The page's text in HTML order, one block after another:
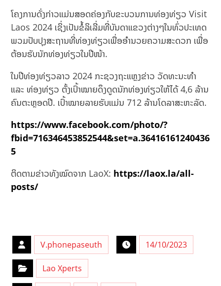
ໂຄງການດັ່ງກ່າວແມ່ນສອດຄ່ອງກັບຂະບວນການທ່ອງທ່ຽວ Visit
Laos 2024 ເຊິ່ງເປັນຂໍ້ລິເລີ່ມທີ່ບັນດາແຂວງຕ່າງໆໃນທົ່ວປະເທດ
ພວມປັບປຸງສະຖານທີ່ທ່ອງທ່ຽວເພື່ອອໍານວຍຄວາມສະດວກ ເພື່ອ
ຕ້ອນຮັບນັກທ່ອງທ່ຽວໃນປີໜ້າ.
ໃນປີທ່ອງທ່ຽວລາວ 2024 ກະຊວງຖະແຫຼງຂ່າວ ວັດທະນະທຳ
ແລະ ທ່ອງທ່ຽວ ຕັ້ງເປົ້າໝາຍດຶງດູດນັກທ່ອງທ່ຽວໃຫ້ໄດ້ 4,6 ລ້ານ
ຄົນຕະຫຼອດປີ. ເປົ້າໝາຍລາຍຮັບແມ່ນ 712 ລ້ານໂດລາສະຫະລັດ.
https://www.facebook.com/photo/?
fbid=716346453852544&set=a.36416161240436
5
ຕິດຕາມຂ່າວທັງໝົດຈາກ LaoX: https://laox.la/all-
posts/
V.phonepaseuth 14/10/2023
Lao Xperts